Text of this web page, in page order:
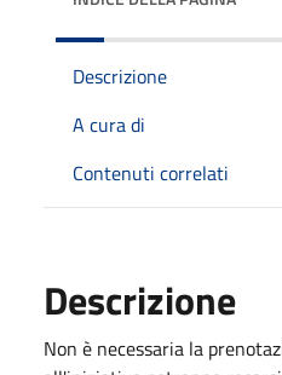
Descrizione
A cura di
Contenuti correlati
Descrizione
Non è necessaria la